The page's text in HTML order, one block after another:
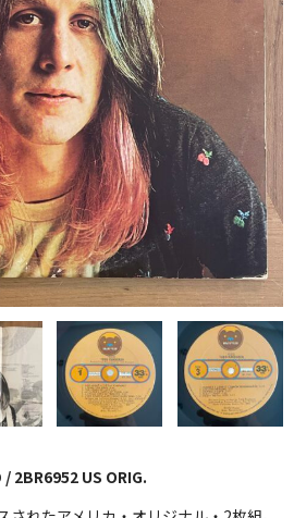
レーベル）
2BR6952 US ORIG.